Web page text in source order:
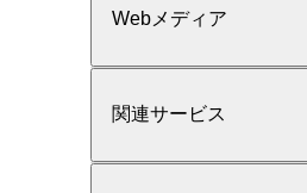
Webメディア
関連サービス